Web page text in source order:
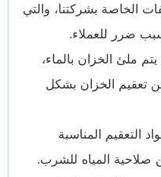
الخاصة بشركتنا، والتي
ضرر للعملاء.
ملئ الخزان بالماء،
تعقيم الخزان بشكل
التعقيم المناسبة
صلاحية المياه للشرب.